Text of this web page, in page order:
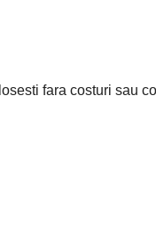
fara costuri sau